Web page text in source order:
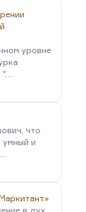
уровне
что
умный и
в дух